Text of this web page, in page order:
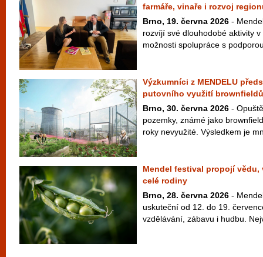
farmáře, vinaře i rozvoj
Brno, 19. června 2026 -
rozvíjí své dlouhodobé aktivity
možnosti spolupráce s
Výzkumníci z MENDELU
putovního využití brownfieldů
Brno, 30. června 2026 -
pozemky, známé jako
roky nevyužité. Výsledkem je
Mendel festival propojí vědu,
celé rodiny
Brno, 28. června 2026 -
uskuteční od 12. do 19.
vzdělávání, zábavu i hudbu.